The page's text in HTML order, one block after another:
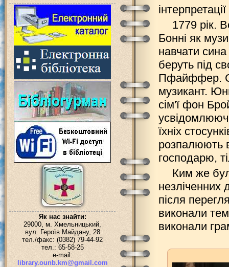
Як нас знайти:
29000, м. Хмельницький,
вул. Героїв Майдану, 28
тел./факс: (0382) 79-44-92
тел.: 65-58-25
e-mail:
library.ounb.km@gmail.com
1779 рік.
Бонні як
навчати
беруть під
Пфайффер.
музикант.
сім'ї фон
їхніх
розпалюють
господарю,
Ким же
незліченних
після
виконали
виконали